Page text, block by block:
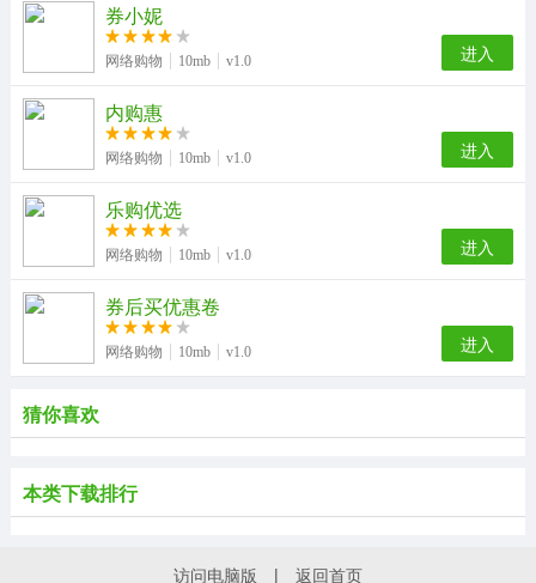
券小妮
网络购物 10mb v1.0 进入
内购惠
网络购物 10mb v1.0 进入
乐购优选
网络购物 10mb v1.0 进入
券后买优惠卷
网络购物 10mb v1.0 进入
猜你喜欢
本类下载排行
访问电脑版 | 返回首页